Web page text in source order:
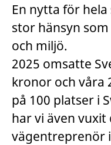
En nytta för
stor hänsyn
och miljö.
2025 omsatte
kronor och våra
på 100 platser i
har vi även vuxit
vägentreprenör